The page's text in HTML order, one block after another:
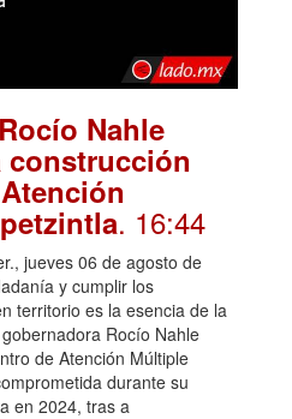
Nahle
. 16:44
jueves 06 de agosto de
y cumplir los
territorio es la esencia de la
Rocío Nahle
de Atención Múltiple
durante su
en 2024, tras a